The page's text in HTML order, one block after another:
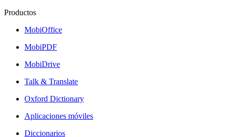
Productos
MobiOffice
MobiPDF
MobiDrive
Talk & Translate
Oxford Dictionary
Aplicaciones móviles
Diccionarios